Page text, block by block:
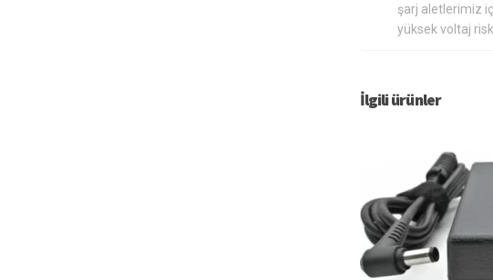
şarj aletlerimiz
yüksek voltaj
İlgili ürünler